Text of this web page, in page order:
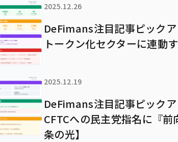
2025.12.26
DeFimans注目記事ピック
トークン化セクターに連動
2025.12.19
DeFimans注目記事ピック
CFTCへの民主党指名に『
条の光】